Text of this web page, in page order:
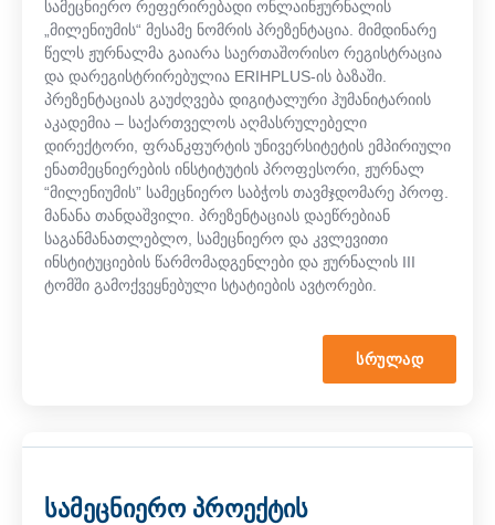
სამეცნიერო რეფერირებადი ონლაინჟურნალის
„მილენიუმის“ მესამე ნომრის პრეზენტაცია. მიმდინარე
წელს ჟურნალმა გაიარა საერთაშორისო რეგისტრაცია
და დარეგისტრირებულია ERIHPLUS-ის ბაზაში.
პრეზენტაციას გაუძღვება დიგიტალური ჰუმანიტარიის
აკადემია – საქართველოს აღმასრულებელი
დირექტორი, ფრანკფურტის უნივერსიტეტის ემპირიული
ენათმეცნიერების ინსტიტუტის პროფესორი, ჟურნალ
“მილენიუმის” სამეცნიერო საბჭოს თავმჯდომარე პროფ.
მანანა თანდაშვილი. პრეზენტაციას დაეწრებიან
საგანმანათლებლო, სამეცნიერო და კვლევითი
ინსტიტუციების წარმომადგენლები და ჟურნალის III
ტომში გამოქვეყნებული სტატიების ავტორები.
ᲡᲠᲣᲚᲐᲓ
სამეცნიერო პროექტის